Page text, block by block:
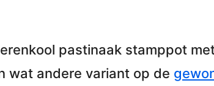
pastinaak stamppot
wat andere variant op de